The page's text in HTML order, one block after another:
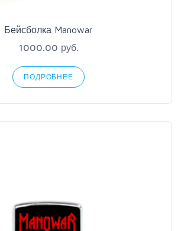
Бейсболка Manowar
1000.00 руб.
ПОДРОБНЕЕ